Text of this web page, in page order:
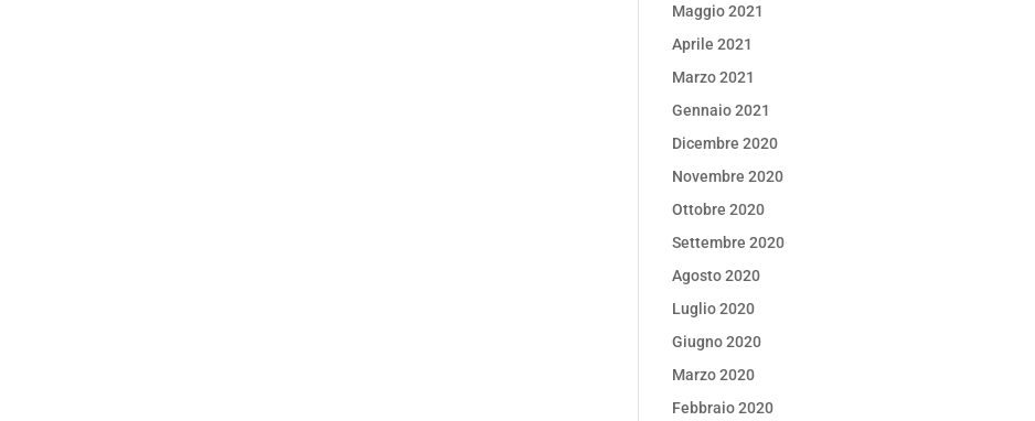
Maggio 2021
Aprile 2021
Marzo 2021
Gennaio 2021
Dicembre 2020
Novembre 2020
Ottobre 2020
Settembre 2020
Agosto 2020
Luglio 2020
Giugno 2020
Marzo 2020
Febbraio 2020